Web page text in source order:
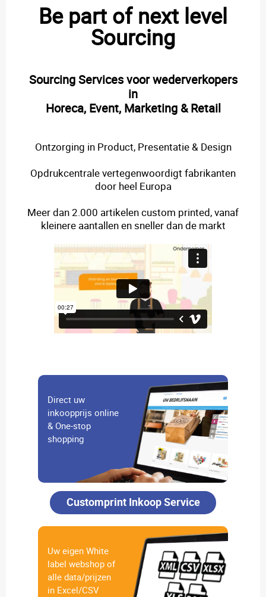
Be part of next level
Sourcing
Sourcing Services voor wederverkopers
in
Horeca, Event, Marketing & Retail
Ontzorging in Product, Presentatie & Design
Opdrukcentrale vertegenwoordigt fabrikanten
door heel Europa
Meer dan 2.000 artikelen custom printed, vanaf
kleinere aantallen en sneller dan de markt
Direct uw
inkoopprijs online
& One-stop
shopping
Customprint Inkoop Service
Uw eigen White
label webshop of
alle data/prijzen
in Excel/CSV